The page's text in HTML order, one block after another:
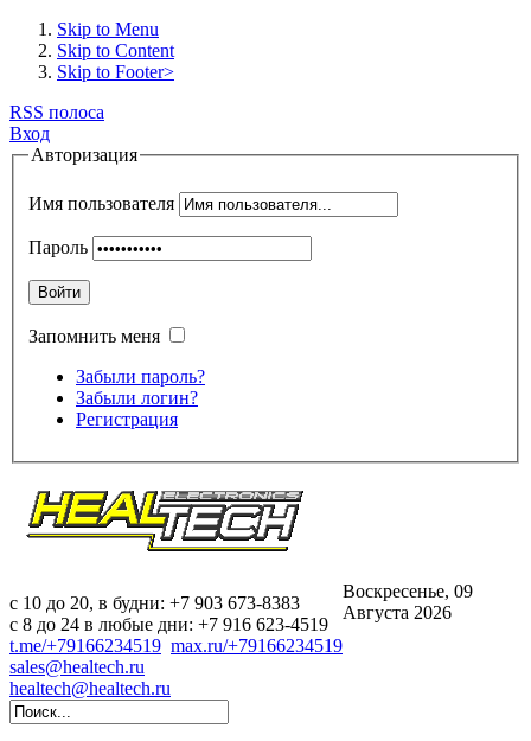
Skip to Menu
Skip to Content
Skip to Footer>
RSS полоса
Вход
Авторизация
Имя пользователя
Пароль
Войти
Запомнить меня
Забыли пароль?
Забыли логин?
Регистрация
c 10 до 20, в будни: +7 903 673-8383
с 8 до 24 в любые дни: +7 916 623-4519
t.me/+79166234519 max.ru/+79166234519
sales@healtech.ru
healtech@healtech.ru
Воскресенье, 09
Августа 2026